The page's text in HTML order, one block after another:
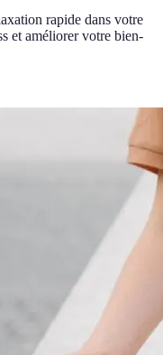
rapide dans votre
et améliorer votre bien-